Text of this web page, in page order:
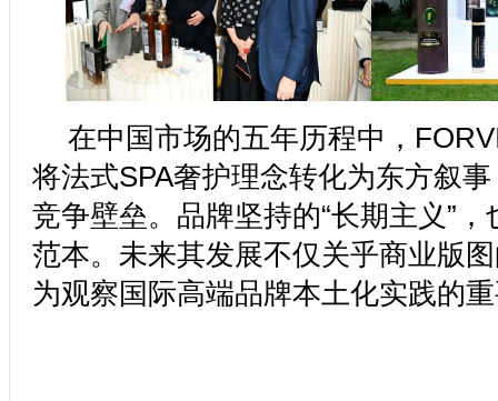
在中国市场的五年历程中，
将法式SPA奢护理念转化为东方叙
竞争壁垒。品牌坚持的“长期主义”
范本。未来其发展不仅关乎商业版
为观察国际高端品牌本土化实践的